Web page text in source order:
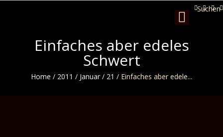
Suchen
Toggle
navigation
Einfaches aber edeles
Schwert
Home / 2011 / Januar / 21 / Einfaches aber edele...